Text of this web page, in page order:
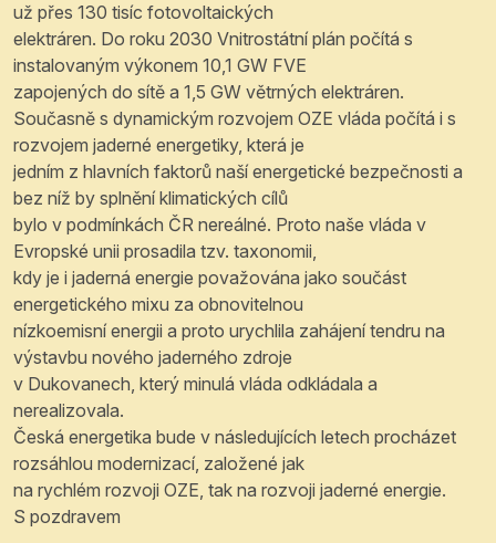
už přes 130 tisíc fotovoltaických
elektráren. Do roku 2030 Vnitrostátní plán počítá s
instalovaným výkonem 10,1 GW FVE
zapojených do sítě a 1,5 GW větrných elektráren.
Současně s dynamickým rozvojem OZE vláda počítá i s
rozvojem jaderné energetiky, která je
jedním z hlavních faktorů naší energetické bezpečnosti a
bez níž by splnění klimatických cílů
bylo v podmínkách ČR nereálné. Proto naše vláda v
Evropské unii prosadila tzv. taxonomii,
kdy je i jaderná energie považována jako součást
energetického mixu za obnovitelnou
nízkoemisní energii a proto urychlila zahájení tendru na
výstavbu nového jaderného zdroje
v Dukovanech, který minulá vláda odkládala a
nerealizovala.
Česká energetika bude v následujících letech procházet
rozsáhlou modernizací, založené jak
na rychlém rozvoji OZE, tak na rozvoji jaderné energie.
S pozdravem